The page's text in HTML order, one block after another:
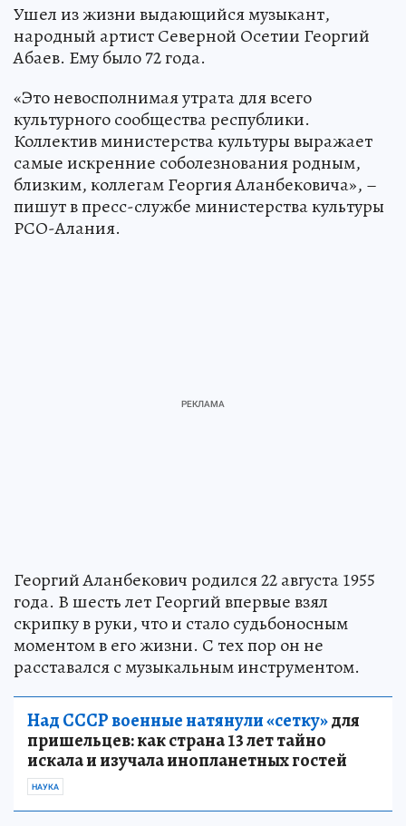
Ушел из жизни выдающийся музыкант,
народный артист Северной Осетии Георгий
Абаев. Ему было 72 года.
«Это невосполнимая утрата для всего
культурного сообщества республики.
Коллектив министерства культуры выражает
самые искренние соболезнования родным,
близким, коллегам Георгия Аланбековича», –
пишут в пресс-службе министерства культуры
РСО-Алания.
Георгий Аланбекович родился 22 августа 1955
года. В шесть лет Георгий впервые взял
скрипку в руки, что и стало судьбоносным
моментом в его жизни. С тех пор он не
расставался с музыкальным инструментом.
Над СССР военные натянули «сетку»для
пришельцев: как страна 13 лет тайно
искала и изучала инопланетных гостей
НАУКА